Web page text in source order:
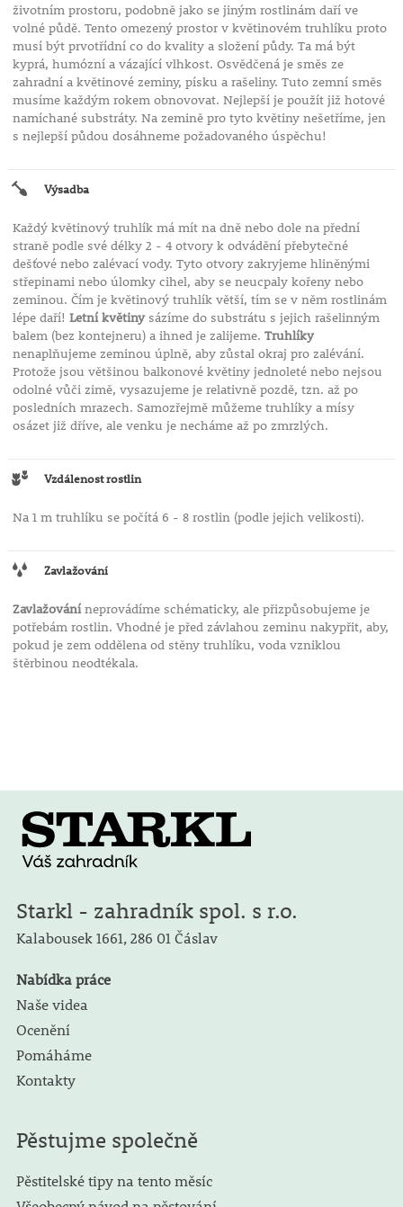
životním prostoru, podobně jako se jiným rostlinám daří ve
volné půdě. Tento omezený prostor v květinovém truhlíku proto
musí být prvotřídní co do kvality a složení půdy. Ta má být
kyprá, humózní a vázající vlhkost. Osvědčená je směs ze
zahradní a květinové zeminy, písku a rašeliny. Tuto zemní směs
musíme každým rokem obnovovat. Nejlepší je použít již hotové
namíchané substráty. Na zemině pro tyto květiny nešetříme, jen
s nejlepší půdou dosáhneme požadovaného úspěchu!
Výsadba
Každý květinový truhlík má mít na dně nebo dole na přední
straně podle své délky 2 - 4 otvory k odvádění přebytečné
dešťové nebo zalévací vody. Tyto otvory zakryjeme hliněnými
střepinami nebo úlomky cihel, aby se neucpaly kořeny nebo
zeminou. Čím je květinový truhlík větší, tím se v něm rostlinám
lépe daří! Letní květinysázíme do substrátu s jejich rašelinným
balem (bez kontejneru) a ihned je zalijeme. Truhlíky
nenaplňujeme zeminou úplně, aby zůstal okraj pro zalévání.
Protože jsou většinou balkonové květiny jednoleté nebo nejsou
odolné vůči zimě, vysazujeme je relativně pozdě, tzn. až po
posledních mrazech. Samozřejmě můžeme truhlíky a mísy
osázet již dříve, ale venku je necháme až po zmrzlých.
Vzdálenost rostlin
Na 1 m truhlíku se počítá 6 - 8 rostlin (podle jejich velikosti).
Zavlažování
Zavlažováníneprovádíme schématicky, ale přizpůsobujeme je
potřebám rostlin. Vhodné je před závlahou zeminu nakypřit, aby,
pokud je zem oddělena od stěny truhlíku, voda vzniklou
štěrbinou neodtékala.
Starkl - zahradník spol. s r.o.
Kalabousek 1661, 286 01 Čáslav
Nabídka práce
Naše videa
Ocenění
Pomáháme
Kontakty
Pěstujme společně
Pěstitelské tipy na tento měsíc